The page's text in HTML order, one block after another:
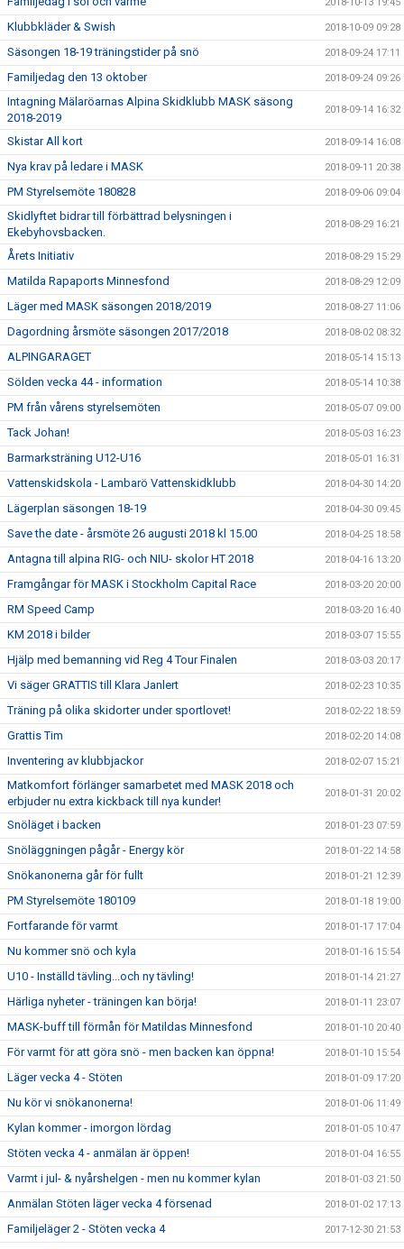
Klubbkläder & Swish 2018-10-09 09:28
Säsongen 18-19 träningstider på snö 2018-09-24 17:11
Familjedag den 13 oktober 2018-09-24 09:26
Intagning Mälaröarnas Alpina Skidklubb MASK säsong
2018-2019
2018-09-14 16:32
Skistar All kort 2018-09-14 16:08
Nya krav på ledare i MASK 2018-09-11 20:38
PM Styrelsemöte 180828 2018-09-06 09:04
Skidlyftet bidrar till förbättrad belysningen i
Ekebyhovsbacken.
2018-08-29 16:21
Årets Initiativ 2018-08-29 15:29
Matilda Rapaports Minnesfond 2018-08-29 12:09
Läger med MASK säsongen 2018/2019 2018-08-27 11:06
Dagordning årsmöte säsongen 2017/2018 2018-08-02 08:32
ALPINGARAGET 2018-05-14 15:13
Sölden vecka 44 - information 2018-05-14 10:38
PM från vårens styrelsemöten 2018-05-07 09:00
Tack Johan! 2018-05-03 16:23
Barmarksträning U12-U16 2018-05-01 16:31
Vattenskidskola - Lambarö Vattenskidklubb 2018-04-30 14:20
Lägerplan säsongen 18-19 2018-04-30 09:45
Save the date - årsmöte 26 augusti 2018 kl 15.00 2018-04-25 18:58
Antagna till alpina RIG- och NIU- skolor HT 2018 2018-04-16 13:20
Framgångar för MASK i Stockholm Capital Race 2018-03-20 20:00
RM Speed Camp 2018-03-20 16:40
KM 2018 i bilder 2018-03-07 15:55
Hjälp med bemanning vid Reg 4 Tour Finalen 2018-03-03 20:17
Vi säger GRATTIS till Klara Janlert 2018-02-23 10:35
Träning på olika skidorter under sportlovet! 2018-02-22 18:59
Grattis Tim 2018-02-20 14:08
Inventering av klubbjackor 2018-02-07 15:21
Matkomfort förlänger samarbetet med MASK 2018 och
erbjuder nu extra kickback till nya kunder!
2018-01-31 20:02
Snöläget i backen 2018-01-23 07:59
Snöläggningen pågår - Energy kör 2018-01-22 14:58
Snökanonerna går för fullt 2018-01-21 12:39
PM Styrelsemöte 180109 2018-01-18 19:00
Fortfarande för varmt 2018-01-17 17:04
Nu kommer snö och kyla 2018-01-16 15:54
U10 - Inställd tävling...och ny tävling! 2018-01-14 21:27
Härliga nyheter - träningen kan börja! 2018-01-11 23:07
MASK-buff till förmån för Matildas Minnesfond 2018-01-10 20:40
För varmt för att göra snö - men backen kan öppna! 2018-01-10 15:54
Läger vecka 4 - Stöten 2018-01-09 17:20
Nu kör vi snökanonerna! 2018-01-06 11:49
Kylan kommer - imorgon lördag 2018-01-05 10:47
Stöten vecka 4 - anmälan är öppen! 2018-01-04 16:55
Varmt i jul- & nyårshelgen - men nu kommer kylan 2018-01-03 21:50
Anmälan Stöten läger vecka 4 försenad 2018-01-02 17:13
Familjeläger 2 - Stöten vecka 4 2017-12-30 21:53